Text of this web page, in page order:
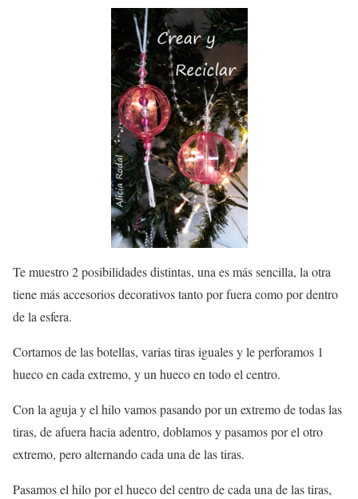
Te muestro 2 posibilidades distintas, una es más sencilla, la otra
tiene más accesorios decorativos tanto por fuera como por dentro
de la esfera.
Cortamos de las botellas, varias tiras iguales y le perforamos 1
hueco en cada extremo, y un hueco en todo el centro.
Con la aguja y el hilo vamos pasando por un extremo de todas las
tiras, de afuera hacia adentro, doblamos y pasamos por el otro
extremo, pero alternando cada una de las tiras.
Pasamos el hilo por el hueco del centro de cada una de las tiras,